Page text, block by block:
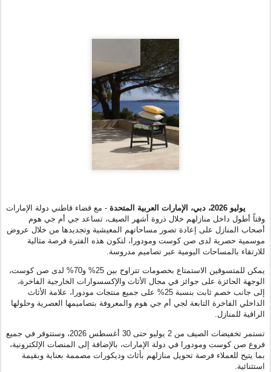
يوليو 2026، دبي، الإمارات العربية المتحدة - مع قضاء قاطني دولة الإمارات
وقتاً أطول داخل منازلهم خلال ذروة أشهر الصيف، تساعد جي أم جي هوم
أصحاب المنازل على إعادة تصور مساحاتهم المعيشية وتجديدها من خلال عروض
موسمية حصرية لدى صن كوست ومودورا، لتكون هذه الفترة فرصة مثالية
للارتقاء بالمساحات اليومية عبر تصاميم مدروسة.
يمكن للمتسوقين الاستمتاع بخصومات تتراوح بين 25% و70% لدى صن كوست،
الوجهة الحائزة على جوائز في مجال الأثاث والإكسسوارات الخارجية الفاخرة،
إلى جانب خصم ثابت بنسبة 25% على جميع منتجات مودورا، علامة الأثاث
الداخلي الفاخرة التابعة لجي أم جي هوم والمعروفة بتصاميمها العصرية وحلولها
الراقية للمنازل.
تستمر تخفيضات الصيف من 2 يوليو حتى 30 أغسطس 2026، وستتوفر في جميع
فروع صن كوست ومودورا في دولة الإمارات، بالإضافة إلى المنصات الإلكترونية،
بما يتيح للعملاء فرصة تحويل منازلهم بأثاث وديكورات مصممة بعناية وبقيمة
استثنائية.